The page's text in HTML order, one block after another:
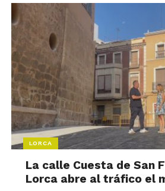
LORCA
La calle Cuesta de San
Lorca abre al tráfico el